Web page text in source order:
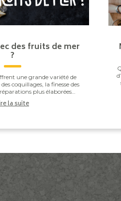
des fruits de mer
?
une grande variété de
coquillages, la finesse des
plus élaborées
ou les noix de Saint-J...
la suite